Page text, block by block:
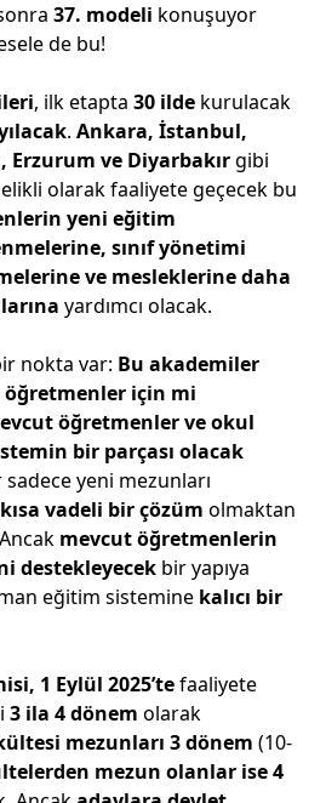
37. modeli konuşuyor
de bu!
, ilk etapta 30 ilde kurulacak
. Ankara, İstanbul,
Erzurum ve Diyarbakırgibi
olarak faaliyete geçecek bu
yeni eğitim
sınıf yönetimi
ve mesleklerine daha
yardımcı olacak.
nokta var: Bu akademiler
öğretmenler için mi
öğretmenler ve okul
bir parçası olacak
yeni mezunları
kısa vadeli bir çözüm olmaktan
mevcut öğretmenlerin
destekleyecek bir yapıya
eğitim sistemine kalıcı bir
1 Eylül 2025’tefaaliyete
3 ila 4 dönem olarak
mezunları 3 dönem (10-
mezun olanlar ise 4